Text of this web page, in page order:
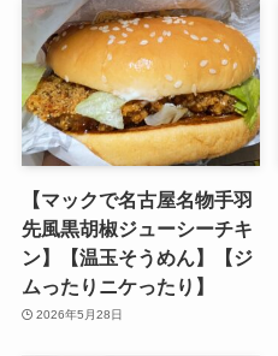
【マックで名古屋名物手羽
先風黒胡椒ジューシーチキ
ン】【温玉そうめん】【ジ
ムったりニケったり】
2026年5月28日